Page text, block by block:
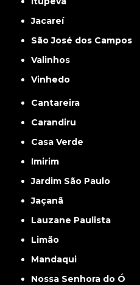
Jacareí
São José dos Campos
Valinhos
Vinhedo
Cantareira
Carandiru
Casa Verde
Imirim
Jardim São Paulo
Jaçanã
Lauzane Paulista
Limão
Mandaqui
Nossa Senhora do Ó